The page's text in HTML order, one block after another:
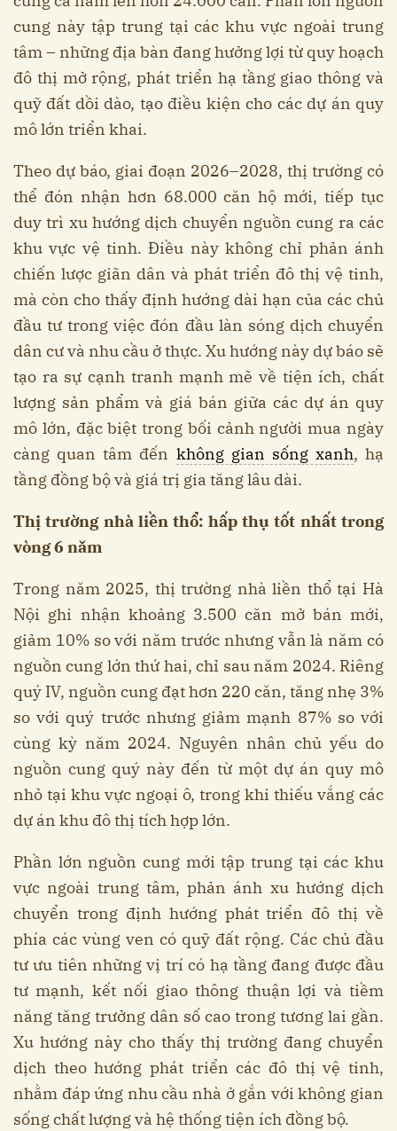
cung này tập trung tại các khu vực ngoài trung
tâm – những địa bàn đang hưởng lợi từ quy hoạch
đô thị mở rộng, phát triển hạ tầng giao thông và
quỹ đất dồi dào, tạo điều kiện cho các dự án quy
mô lớn triển khai.
Theo dự báo, giai đoạn 2026–2028, thị trường có
thể đón nhận hơn 68.000 căn hộ mới, tiếp tục
duy trì xu hướng dịch chuyển nguồn cung ra các
khu vực vệ tinh. Điều này không chỉ phản ánh
chiến lược giãn dân và phát triển đô thị vệ tinh,
mà còn cho thấy định hướng dài hạn của các chủ
đầu tư trong việc đón đầu làn sóng dịch chuyển
dân cư và nhu cầu ở thực. Xu hướng này dự báo sẽ
tạo ra sự cạnh tranh mạnh mẽ về tiện ích, chất
lượng sản phẩm và giá bán giữa các dự án quy
mô lớn, đặc biệt trong bối cảnh người mua ngày
càng quan tâm đến không gian sống xanh, hạ
tầng đồng bộ và giá trị gia tăng lâu dài.
Thị trường nhà liền thổ: hấp thụ tốt nhất trong
vòng 6 năm
Trong năm 2025, thị trường nhà liền thổ tại Hà
Nội ghi nhận khoảng 3.500 căn mở bán mới,
giảm 10% so với năm trước nhưng vẫn là năm có
nguồn cung lớn thứ hai, chỉ sau năm 2024. Riêng
quý IV, nguồn cung đạt hơn 220 căn, tăng nhẹ 3%
so với quý trước nhưng giảm mạnh 87% so với
cùng kỳ năm 2024. Nguyên nhân chủ yếu do
nguồn cung quý này đến từ một dự án quy mô
nhỏ tại khu vực ngoại ô, trong khi thiếu vắng các
dự án khu đô thị tích hợp lớn.
Phần lớn nguồn cung mới tập trung tại các khu
vực ngoài trung tâm, phản ánh xu hướng dịch
chuyển trong định hướng phát triển đô thị về
phía các vùng ven có quỹ đất rộng. Các chủ đầu
tư ưu tiên những vị trí có hạ tầng đang được đầu
tư mạnh, kết nối giao thông thuận lợi và tiềm
năng tăng trưởng dân số cao trong tương lai gần.
Xu hướng này cho thấy thị trường đang chuyển
dịch theo hướng phát triển các đô thị vệ tinh,
nhằm đáp ứng nhu cầu nhà ở gắn với không gian
sống chất lượng và hệ thống tiện ích đồng bộ.